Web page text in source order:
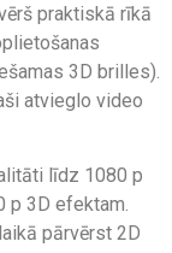
praktiskā rīkā
3D brilles).
atvieglo video
līdz 1080 p
p 3D efektam.
pārvērst 2D